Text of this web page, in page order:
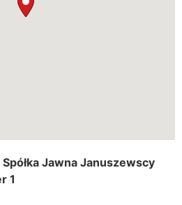
Jawna Januszewscy
1